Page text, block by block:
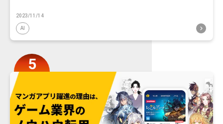
2023/11/14
AI